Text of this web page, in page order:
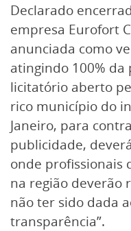
Declarado
empresa Eurofort
anunciada como
atingindo 100% da
licitatório aberto
rico município do
Janeiro, para
publicidade,
onde profissionais
na região deverão
não ter sido dada
transparência”.